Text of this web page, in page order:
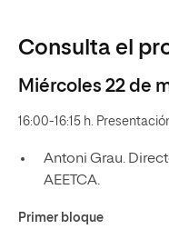
Consulta el
Miércoles 22 de
16:00-16:15 h.
Antoni Grau.
AEETCA.
Primer bloque